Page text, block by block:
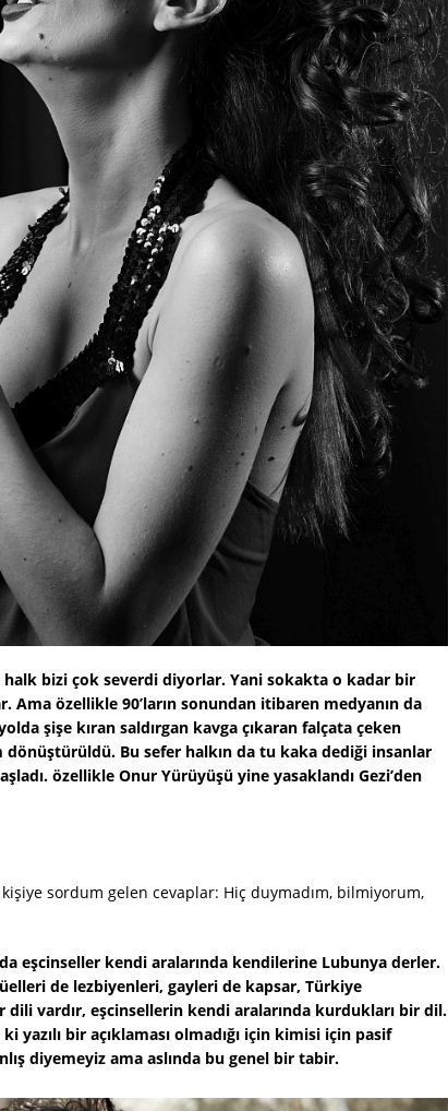
halk bizi çok severdi diyorlar. Yani sokakta o kadar bir
Ama özellikle 90’ların sonundan itibaren medyanın da
şişe kıran saldırgan kavga çıkaran falçata çeken
Bu sefer halkın da tu kaka dediği insanlar
özellikle Onur Yürüyüşü yine yasaklandı Gezi’den
sordum gelen cevaplar: Hiç duymadım, bilmiyorum,
eşcinseller kendi aralarında kendilerine Lubunya derler.
de lezbiyenleri, gayleri de kapsar, Türkiye
vardır, eşcinsellerin kendi aralarında kurdukları bir dil.
bir açıklaması olmadığı için kimisi için pasif
diyemeyiz ama aslında bu genel bir tabir.